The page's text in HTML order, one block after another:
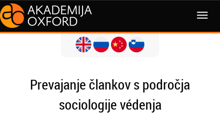
MENI
Prevajanje člankov s področja
sociologije védenja